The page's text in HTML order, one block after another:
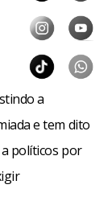
a
e tem dito
políticos por